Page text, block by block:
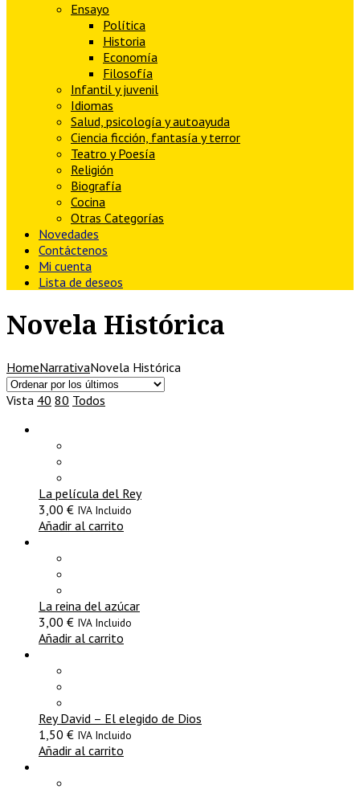
Ensayo
Política
Historia
Economía
Filosofía
Infantil y juvenil
Idiomas
Salud, psicología y autoayuda
Ciencia ficción, fantasía y terror
Teatro y Poesía
Religión
Biografía
Cocina
Otras Categorías
Novedades
Contáctenos
Mi cuenta
Lista de deseos
Novela Histórica
HomeNarrativaNovela Histórica
Vista 40 80 Todos
La película del Rey
3,00 € IVA Incluido
Añadir al carrito
La reina del azúcar
3,00 € IVA Incluido
Añadir al carrito
Rey David – El elegido de Dios
1,50 € IVA Incluido
Añadir al carrito